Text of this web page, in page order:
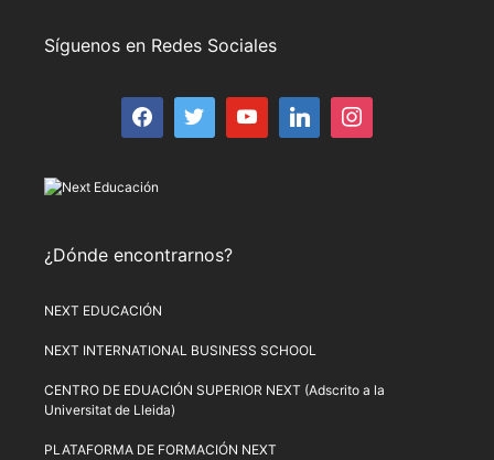
Síguenos en Redes Sociales
¿Dónde encontrarnos?
NEXT EDUCACIÓN
NEXT INTERNATIONAL BUSINESS SCHOOL
CENTRO DE EDUACIÓN SUPERIOR NEXT (Adscrito a la
Universitat de Lleida)
PLATAFORMA DE FORMACIÓN NEXT